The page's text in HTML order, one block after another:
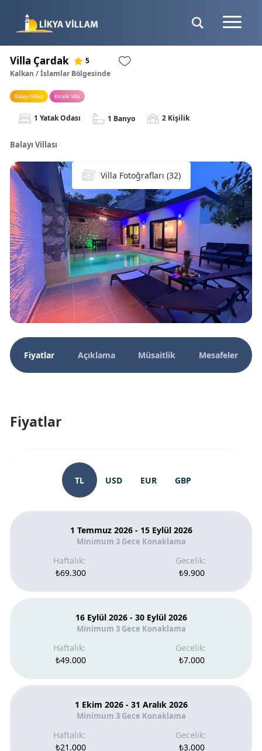
Villa Çardak
5
Kalkan / İslamlar Bölgesinde
Balayı Villası Kiralık Villa
1 Yatak Odası 1 Banyo 2 Kişilik
Balayı Villası
Villa Fotoğrafları (32)
Fiyatlar Açıklama Müsaitlik Mesafeler
Fiyatlar
TL USD EUR GBP
1 Temmuz 2026 - 15 Eylül 2026
Minimum 3 Gece Konaklama
₺69.300 ₺9.900
16 Eylül 2026 - 30 Eylül 2026
Minimum 3 Gece Konaklama
₺49.000 ₺7.000
1 Ekim 2026 - 31 Aralık 2026
Minimum 3 Gece Konaklama
₺21.000 ₺3.000